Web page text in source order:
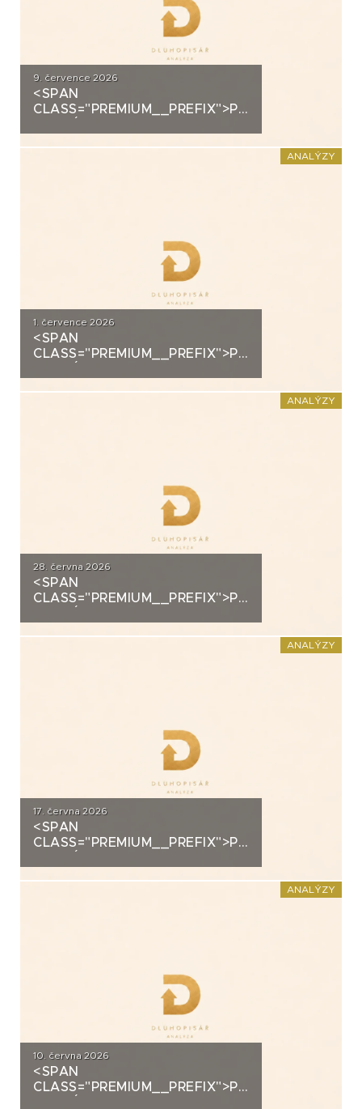
9. července 2026
<SPAN
CLASS="PREMIUM__PREFIX">PREMIUM</
ANALÝZY
1. července 2026
<SPAN
CLASS="PREMIUM__PREFIX">PREMIUM</
ANALÝZY
28. června 2026
<SPAN
CLASS="PREMIUM__PREFIX">PREMIUM</
ANALÝZY
17. června 2026
<SPAN
CLASS="PREMIUM__PREFIX">PREMIUM</
ANALÝZY
10. června 2026
<SPAN
CLASS="PREMIUM__PREFIX">PREMIUM</